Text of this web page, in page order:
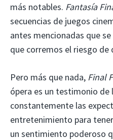
más notables. Fantasía
secuencias de juegos
antes mencionadas que
que corremos el riesgo de
Pero más que nada, Final
ópera es un testimonio
constantemente las
entretenimiento para
un sentimiento poderoso